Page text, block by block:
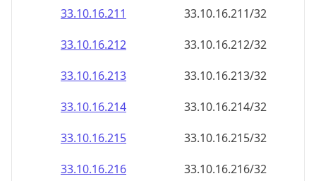
33.10.16.220
33.10.16.220/32
33.10.16.221
33.10.16.221/32
33.10.16.222
33.10.16.222/32
33.10.16.223
33.10.16.223/32
33.10.16.224
33.10.16.224/32
33.10.16.225
33.10.16.225/32